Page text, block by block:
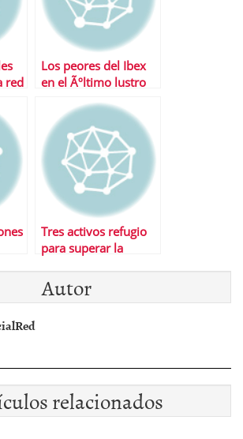
red
Los peores del Ibex
en el Ãºltimo lustro
Tres activos refugio
para superar la
Autor
relacionados